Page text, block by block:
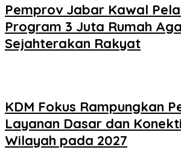
Pemprov Jabar Kawal
Program 3 Juta Rumah
Sejahterakan Rakyat
KDM Fokus Rampungkan
Layanan Dasar dan
Wilayah pada 2027